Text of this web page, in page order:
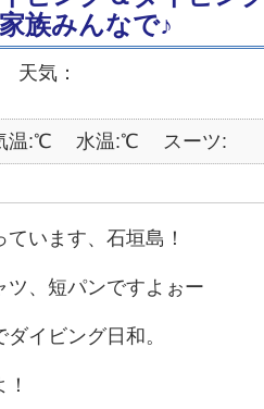
族みんなで♪
天気：
温:℃ 水温:℃ スーツ:
います、石垣島！
ツ、短パンですよぉー
イビング日和。